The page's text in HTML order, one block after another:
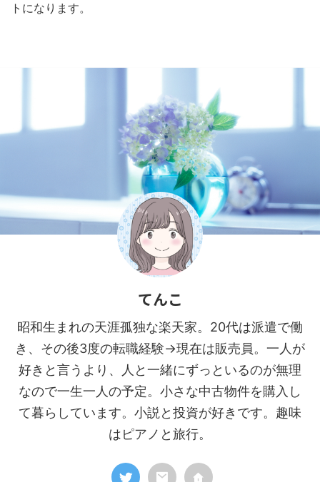
トになります。
てんこ
昭和生まれの天涯孤独な楽天家。20代は派遣で働
き、その後3度の転職経験→現在は販売員。一人が
好きと言うより、人と一緒にずっといるのが無理
なので一生一人の予定。小さな中古物件を購入し
て暮らしています。小説と投資が好きです。趣味
はピアノと旅行。